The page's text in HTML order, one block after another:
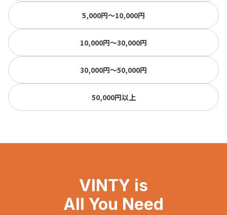
5,000円〜10,000円
10,000円〜30,000円
30,000円〜50,000円
50,000円以上
VINTY is
All You Need